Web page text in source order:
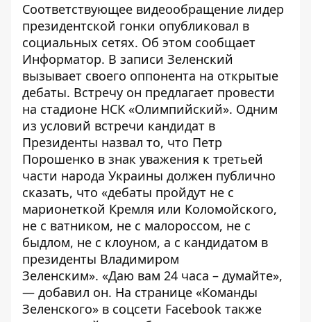
Соответствующее видеообращение лидер
президентской гонки опубликовал в
социальных сетях. Об этом сообщает
Информатор. В записи Зеленский
вызывает своего оппонента на открытые
дебаты. Встречу он предлагает провести
на стадионе НСК «Олимпийский». Одним
из условий встречи кандидат в
Президенты назвал то, что Петр
Порошенко в знак уважения к третьей
части народа Украины должен публично
сказать, что «дебаты пройдут не с
марионеткой Кремля или Коломойского,
не с ватником, не с малороссом, не с
быдлом, не с клоуном, а с кандидатом в
президенты Владимиром
Зеленским». «Даю вам 24 часа – думайте»,
— добавил он. На странице «Команды
Зеленского» в соцсети Facebook также